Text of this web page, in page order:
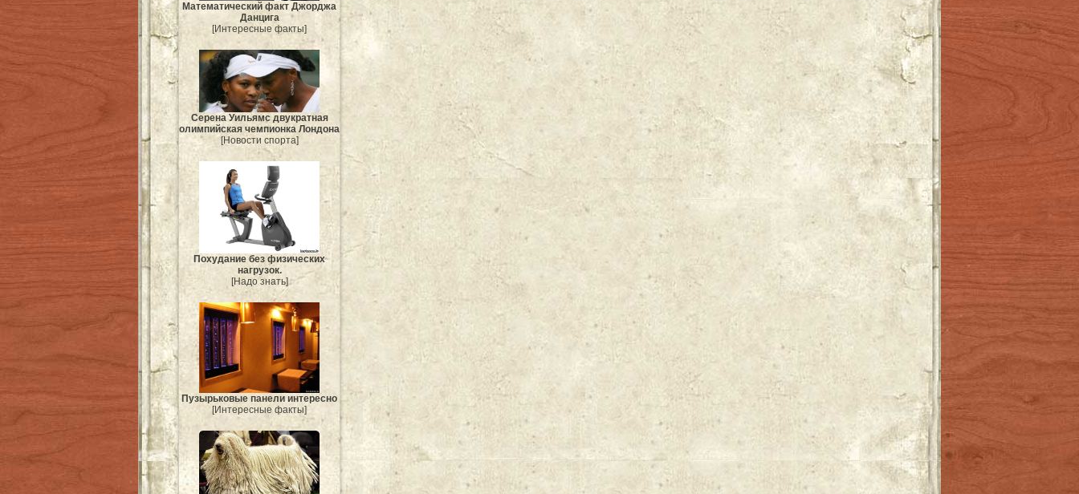
Mатематический факт Джорджа
Данцига
[Интересные факты]
Серена Уильямс двукратная
олимпийская чемпионка Лондона
[Новости спорта]
Похудание без физических
нагрузок.
[Надо знать]
Пузырьковые панели интересно
[Интересные факты]